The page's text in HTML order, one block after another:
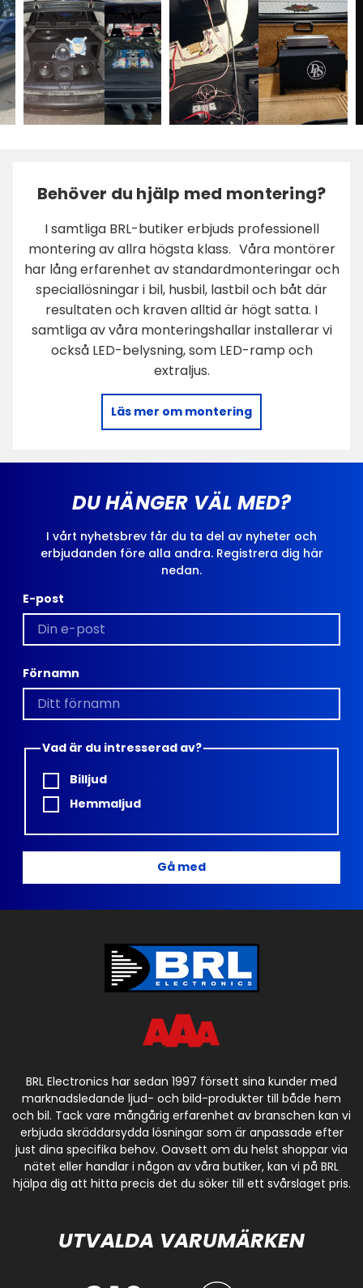
Behöver du hjälp med montering?
I samtliga BRL-butiker erbjuds professionell
montering av allra högsta klass. Våra montörer
har lång erfarenhet av standardmonteringar och
speciallösningar i bil, husbil, lastbil och båt där
resultaten och kraven alltid är högt satta. I
samtliga av våra monteringshallar installerar vi
också LED-belysning, som LED-ramp och
extraljus.
Läs mer om montering
DU HÄNGER VÄL MED?
I vårt nyhetsbrev får du ta del av nyheter och
erbjudanden före alla andra. Registrera dig här
nedan.
E-post
Förnamn
Vad är du intresserad av?
Billjud
Hemmaljud
Gå med
BRL Electronics har sedan 1997 försett sina kunder med
marknadsledande ljud- och bild-produkter till både hem
och bil. Tack vare mångårig erfarenhet av branschen kan vi
erbjuda skräddarsydda lösningar som är anpassade efter
just dina specifika behov. Oavsett om du helst shoppar via
nätet eller handlar i någon av våra butiker, kan vi på BRL
hjälpa dig att hitta precis det du söker till ett svårslaget pris.
UTVALDA VARUMÄRKEN